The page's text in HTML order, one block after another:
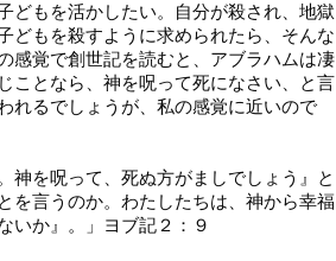
どもを活かしたい。自分が殺され、地獄
どもを殺すように求められたら、そんな
感覚で創世記を読むと、アブラハムは凄
ことなら、神を呪って死になさい、と言
れるでしょうが、私の感覚に近いので
神を呪って、死ぬ方がましでしょう』と
を言うのか。わたしたちは、神から幸福
いか』。」ヨブ記２：９